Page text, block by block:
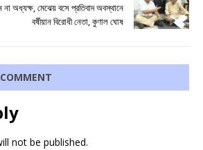
না অধ্যক্ষ, মেঝেয় বসে প্রতিবাদ অবস্থানে
বর্ষীয়ান বিরোধী নেতা, কুণাল ঘোষ
not be published.